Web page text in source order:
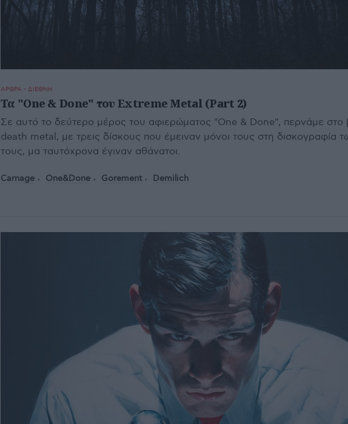
ΑΡΘΡΑ - ΔΙΕΘΝΗ
Τα "One & Done" του Extreme Metal (Part 2)
Σε αυτό το δεύτερο μέρος του αφιερώματος "One & Done", περνάμε στο
death metal, με τρεις δίσκους που έμειναν μόνοι τους στη δισκογραφία
τους, μα ταυτόχρονα έγιναν αθάνατοι.
Carnage One&Done Gorement Demilich